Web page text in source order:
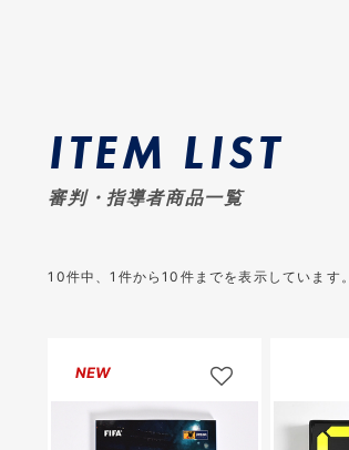
ITEM LIST
審判・指導者商品一覧
10件中、1 件から10 件までを表示しています。
NEW